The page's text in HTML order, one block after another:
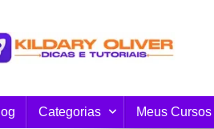
Categorias Meus Cursos